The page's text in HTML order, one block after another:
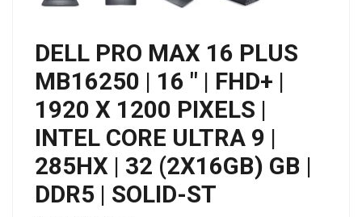
DELL PRO MAX 16 PLUS
MB16250 | 16 " | FHD+ |
1920 X 1200 PIXELS |
INTEL CORE ULTRA 9 |
285HX | 32 (2X16GB) GB |
DDR5 | SOLID-ST